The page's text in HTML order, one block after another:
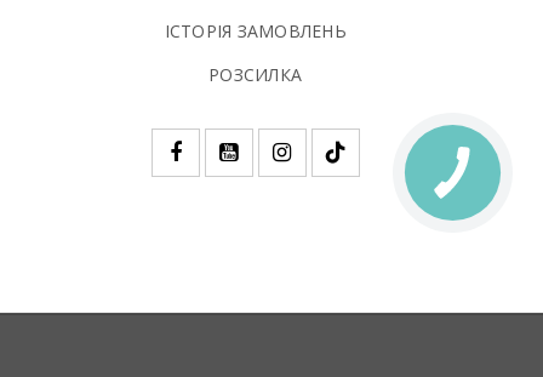
ІСТОРІЯ ЗАМОВЛЕНЬ
РОЗСИЛКА